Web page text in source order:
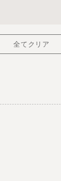
全てクリア